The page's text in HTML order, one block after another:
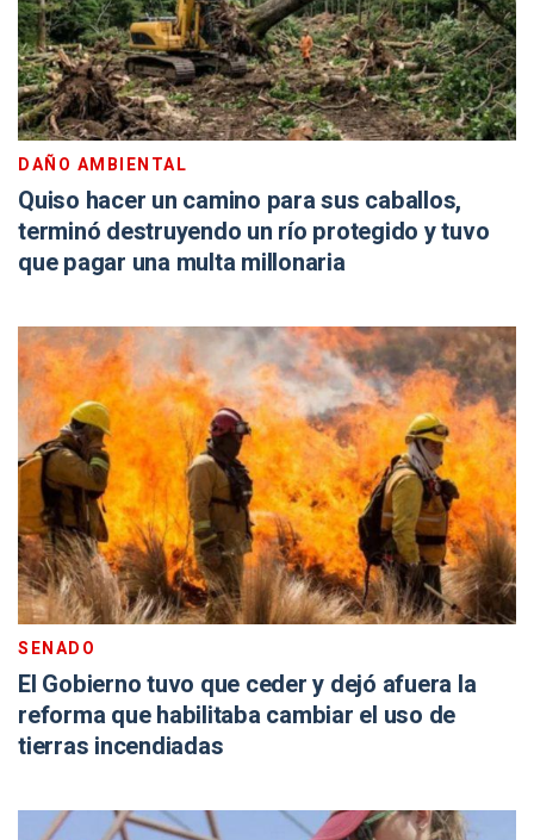
DAÑO AMBIENTAL
Quiso hacer un camino para sus caballos,
terminó destruyendo un río protegido y tuvo
que pagar una multa millonaria
SENADO
El Gobierno tuvo que ceder y dejó afuera la
reforma que habilitaba cambiar el uso de
tierras incendiadas